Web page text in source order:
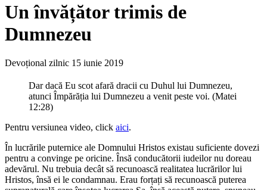
Un învățător trimis de
Dumnezeu
Devoțional zilnic 15 iunie 2019
Dar dacă Eu scot afară dracii cu Duhul lui Dumnezeu,
atunci Împărăția lui Dumnezeu a venit peste voi. (Matei
12:28)
Pentru versiunea video, click aici.
În lucrările puternice ale Domnului Hristos existau suficiente dovezi
pentru a convinge pe oricine. Însă conducătorii iudeilor nu doreau
adevărul. Nu trebuia decât să recunoască realitatea lucrărilor lui
Hristos, însă ei le condamnau. Erau forțați să recunoască puterea